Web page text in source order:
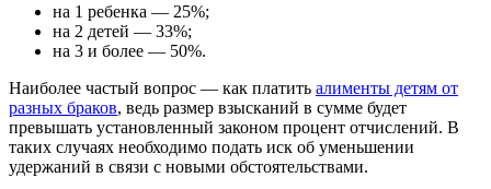
на 1 ребенка — 25%;
на 2 детей — 33%;
на 3 и более — 50%.
Наиболее частый вопрос — как платить алименты детям от
разных браков, ведь размер взысканий в сумме будет
превышать установленный законом процент отчислений. В
таких случаях необходимо подать иск об уменьшении
удержаний в связи с новыми обстоятельствами.